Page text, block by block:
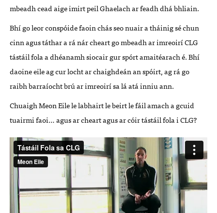
mbeadh cead aige imirt peil Ghaelach ar feadh dhá bhliain.
Bhí go leor conspóide faoin chás seo nuair a tháinig sé chun
cinn agus táthar a rá nár cheart go mbeadh ar imreoiríCLG
tástáil fola a dhéanamh siocair gur spórt amaitéarach é. Bhí
daoine eile ag cur locht ar chaighdeán an spóirt, ag rá go
raibh barraíocht brú ar imreoirí sa lá atá inniu ann.
Chuaigh Meon Eile le labhairt le beirt le fáil amach a gcuid
tuairmi faoi… agus ar cheart agus ar cóir tástáil fola iCLG?